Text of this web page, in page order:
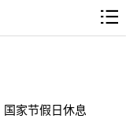
家节假日休息